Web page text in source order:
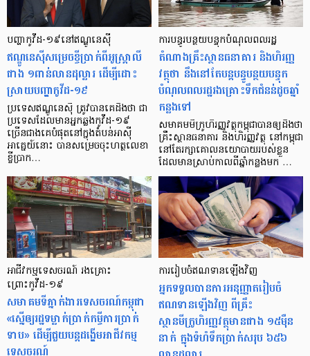
បញ្ហាកូវីដ-១៩នៅឥណ្ឌូនេស៊ី
ឥណ្ឌូនេស៊ីសម្រេចខ្ចីប្រាក់ពីអូស្ត្រាលី
ជាង ១ពាន់លានដុល្លារ ដើម្បីដោះ
ស្រាយបញ្ហាកូវីដ-១៩
ប្រទេសឥណ្ឌូនេស៊ី ត្រូវបានគេដឹងថា ជា
ប្រទេសដែលមានអ្នកឆ្លងកូវីដ-១៩
ច្រើនជាងគេបំផុតនៅក្នុងតំបន់អាស៊ី
អាគ្នេយ៍នោះ បានសម្រេចចុះហត្ថលេខា
ខ្ចីប្រាក…
ការបន្ធូរបន្ថយបន្ទុកបំណុល​ពលរដ្ឋ
តំណាងគ្រឹះស្ថានធនាគារ និងហិរញ្ញ
វត្ថុថា នឹងនៅតែបន្ដបន្ធូបន្ថយបន្ទុក
បំណុលពលរដ្ឋរងគ្រោះទឹកជំនន់ដូចឆ្នាំ
កន្លងទៅ
សមាគមមីក្រូហិរញ្ញវត្ថុកម្ពុជាបានឲ្យដឹងថា
គ្រឹះស្ថានធនាគារ និងហិរញ្ញវត្ថុ នៅកម្ពុជា
នៅតែរក្សាគោលនយោបាយរបស់ខ្លួន
ដែលមានស្រាប់កាលពីឆ្នាំកន្លងមក …
អាជីវកម្មទេសចរណ៍ រងគ្រោះ
ព្រោះកូវីដ-១៩
សមាគមទីភ្នាក់ងារទេសចរណ៍កម្ពុជា
«ស្នើឲ្យរដ្ឋទម្លាក់ប្រាក់កម្ចីការប្រាក់
ទាប» ដើម្បីជួយបន្ដដង្ហើមអាជីវកម្ម
ទេសចរណ៍
ការរៀបចំឥណទាន​ឡើងវិញ
អ្នកទទួលបានការអនុញ្ញាតរៀបចំ
ឥណទានឡើងវិញ ពីគ្រឹះ
ស្ថានមីក្រូហិរញ្ញវត្ថុមានជាង ១៥ម៉ឺន
នាក់ ក្នុងទំហំទឹកប្រាក់សរុប ៦៥៦